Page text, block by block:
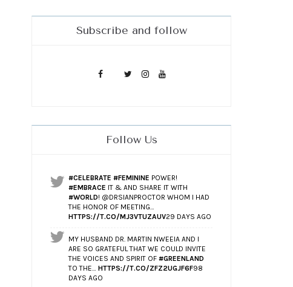
Subscribe and follow
Follow Us
#CELEBRATE #FEMININE POWER!
#EMBRACE IT & AND SHARE IT WITH
#WORLD! @DRSIANPROCTOR WHOM I HAD
THE HONOR OF MEETING…
HTTPS://T.CO/MJ3VTUZAUV29 DAYS AGO
MY HUSBAND DR. MARTIN NWEEIA AND I
ARE SO GRATEFUL THAT WE COULD INVITE
THE VOICES AND SPIRIT OF #GREENLAND
TO THE… HTTPS://T.CO/ZFZ2UGJF6F98
DAYS AGO